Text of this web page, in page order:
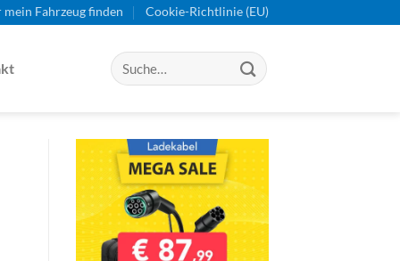
Fahrzeug finden Cookie-Richtlinie (EU)